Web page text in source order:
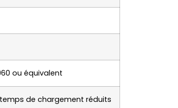
ou équivalent
de chargement réduits